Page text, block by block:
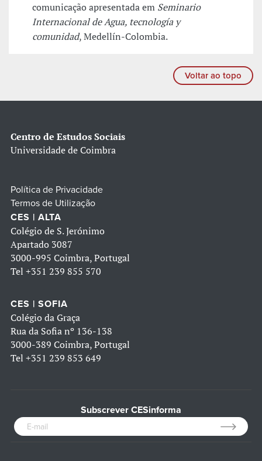
comunicação apresentada em Seminario
Internacional de Agua, tecnología y
comunidad, Medellín-Colombia.
Voltar ao topo
Centro de Estudos Sociais
Universidade de Coimbra
Política de Privacidade
Termos de Utilização
CES | ALTA
Colégio de S. Jerónimo
Apartado 3087
3000-995 Coimbra, Portugal
Tel +351 239 855 570
CES | SOFIA
Colégio da Graça
Rua da Sofia nº 136-138
3000-389 Coimbra, Portugal
Tel +351 239 853 649
Subscrever CESinforma